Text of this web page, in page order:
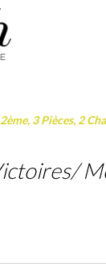
3 Pièces, 2